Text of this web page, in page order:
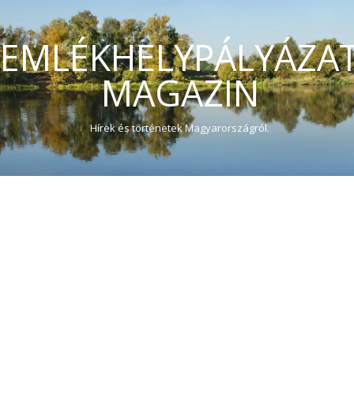
MAGAZIN
Hírek és történetek Magyarországról.